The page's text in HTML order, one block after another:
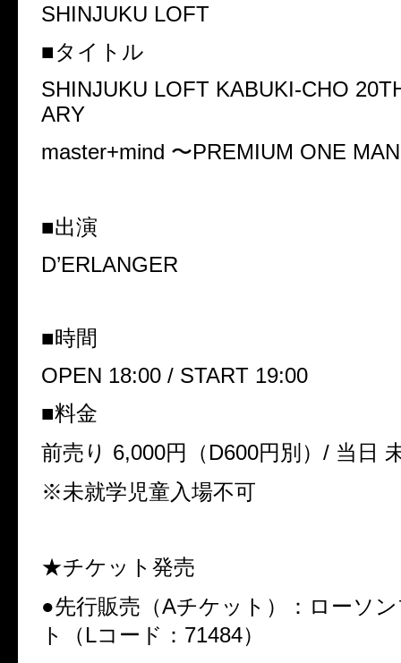
SHINJUKU LOFT
■タイトル
SHINJUKU LOFT KABUKI-CHO
ARY
master+mind 〜PREMIUM ONE
■出演
D’ERLANGER
■時間
OPEN 18:00 / START 19:00
■料金
前売り 6,000円（D600円別）/ 当日
※未就学児童入場不可
★チケット発売
●先行販売（Aチケット）：ローソ
ト（Lコード：71484）